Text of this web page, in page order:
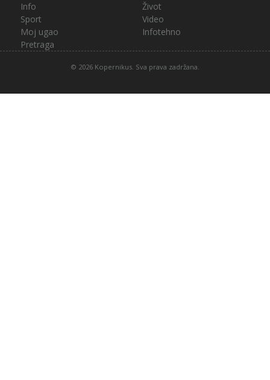
Info
Život
Sport
Video
Moj ugao
Infotehno
Pretraga
© 2026 Kopernikus. Sva prava zadržana.